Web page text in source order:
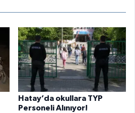
Hatay’da okullara TYP
Personeli Alınıyor!